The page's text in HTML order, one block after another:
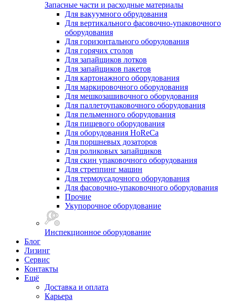
Запасные части и расходные материалы
Для вакуумного обрудования
Для вертикального фасовочно-упаковочного
оборудования
Для горизонтального оборудования
Для горячих столов
Для запайщиков лотков
Для запайщиков пакетов
Для картонажного оборудования
Для маркировочного оборудования
Для мешкозашивочного оборудования
Для паллетоупаковочного оборудования
Для пельменного оборудования
Для пищевого оборудования
Для оборудования HoReCa
Для поршневых дозаторов
Для роликовых запайщиков
Для скин упаковочного оборудования
Для стреппинг машин
Для термоусадочного оборудования
Для фасовочно-упаковочного оборудования
Прочие
Укупорочное оборудование
Инспекционное оборудование
Блог
Лизинг
Сервис
Контакты
Ещё
Доставка и оплата
Карьера